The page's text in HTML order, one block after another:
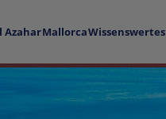
AzaharMallorcaWissenswertes